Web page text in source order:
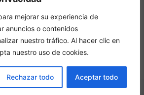
mejorar su experiencia de
anuncios o contenidos
nuestro tráfico. Al hacer clic en
nuestro uso de cookies.
Rechazar todo Aceptar todo
RESERVAR
Política de
Privacidad
Todos los derechos reservados.